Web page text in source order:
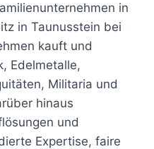
in
in Taunusstein bei
kauft und
Edelmetalle,
Militaria und
hinaus
und
Expertise, faire